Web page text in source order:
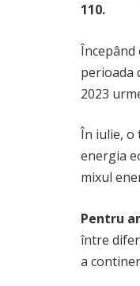
110.
Începând
perioada
2023
În iulie, o
energia
mixul
Pentru
între
a